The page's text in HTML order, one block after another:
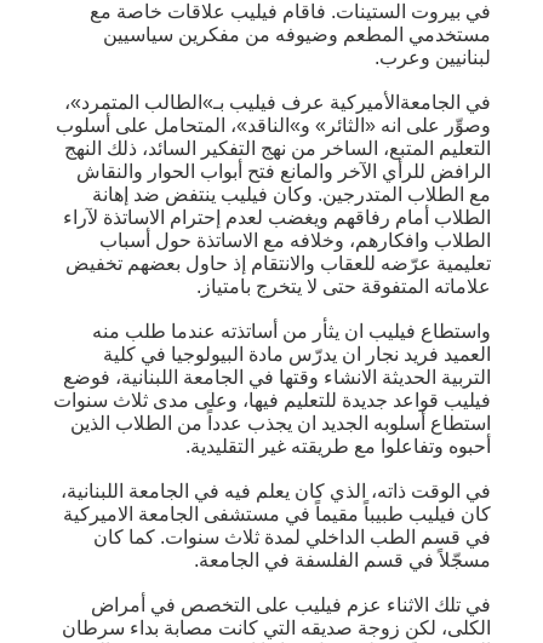
في بيروت الستينات. فاقام فيليب علاقات خاصة مع
مستخدمي المطعم وضيوفه من مفكرين سياسيين
لبنانيين وعرب.
في الجامعةالأميركية عرف فيليب بـ»الطالب المتمرد»،
وصوِّر على انه «الثائر» و»الناقد»، المتحامل على أسلوب
التعليم المتبع، الساخر من نهج التفكير السائد، ذلك النهج
الرافض للرأي الآخر والمانع فتح أبواب الحوار والنقاش
مع الطلاب المتدرجين. وكان فيليب ينتفض ضد إهانة
الطلاب أمام رفاقهم ويغضب لعدم إحترام الاساتذة لآراء
الطلاب وافكارهم، وخلافه مع الاساتذة حول أسباب
تعليمية عرّضه للعقاب والانتقام إذ حاول بعضهم تخفيض
علاماته المتفوقة حتى لا يتخرج بامتياز.
واستطاع فيليب ان يثأر من أساتذته عندما طلب منه
العميد فريد نجار ان يدرّس مادة البيولوجيا في كلية
التربية الحديثة الانشاء وقتها في الجامعة اللبنانية، فوضع
فيليب قواعد جديدة للتعليم فيها، وعلى مدى ثلاث سنوات
استطاع أسلوبه الجديد ان يجذب عدداً من الطلاب الذين
أحبوه وتفاعلوا مع طريقته غير التقليدية.
في الوقت ذاته، الذي كان يعلم فيه في الجامعة اللبنانية،
كان فيليب طبيباً مقيماً في مستشفى الجامعة الاميركية
في قسم الطب الداخلي لمدة ثلاث سنوات. كما كان
مسجّلاً في قسم الفلسفة في الجامعة.
في تلك الاثناء عزم فيليب على التخصص في أمراض
الكلى، لكن زوجة صديقه التي كانت مصابة بداء سرطان